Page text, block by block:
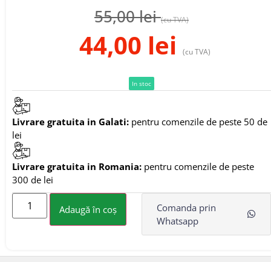
55,00lei (cu TVA)
44,00 lei (cu TVA)
In stoc
Livrare gratuita in Galati: pentru comenzile de peste 50 de
lei
Livrare gratuita in Romania: pentru comenzile de peste
300 de lei
Adaugă în coș
Comanda prin
Whatsapp